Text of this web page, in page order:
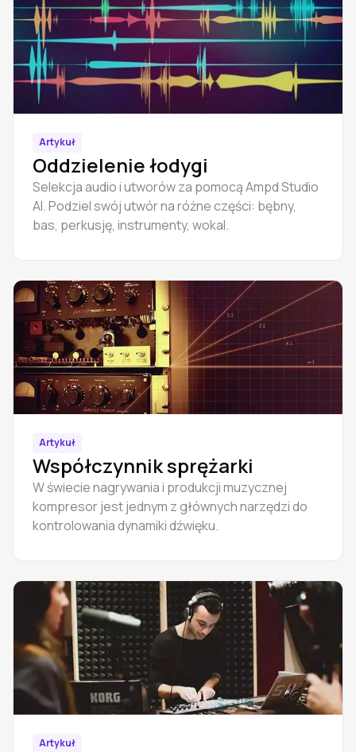
Artykuł
Oddzielenie łodygi
Selekcja audio i utworów za pomocą Ampd Studio
AI. Podziel swój utwór na różne części: bębny,
bas, perkusję, instrumenty, wokal.
Artykuł
Współczynnik sprężarki
W świecie nagrywania i produkcji muzycznej
kompresor jest jednym z głównych narzędzi do
kontrolowania dynamiki dźwięku.
Artykuł